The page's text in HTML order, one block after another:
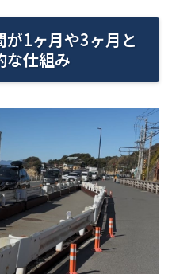
が1ヶ月や3ヶ月と
な仕組み